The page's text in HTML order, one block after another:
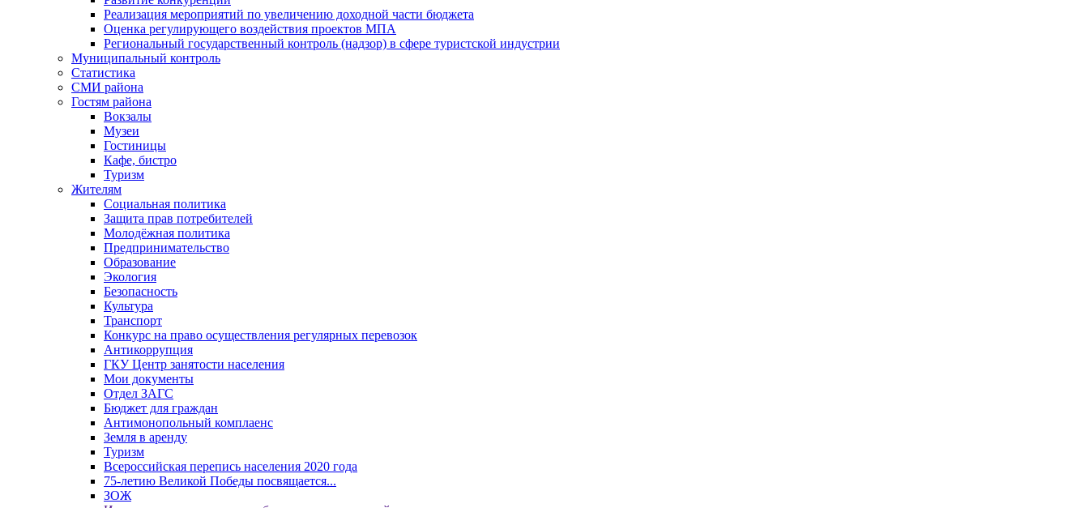
Реализация мероприятий по увеличению доходной части бюджета
Оценка регулирующего воздействия проектов МПА
Региональный государственный контроль (надзор) в сфере туристской индустрии
Муниципальный контроль
Статистика
СМИ района
Гостям района
Вокзалы
Музеи
Гостиницы
Кафе, бистро
Туризм
Жителям
Социальная политика
Защита прав потребителей
Молодёжная политика
Предпринимательство
Образование
Экология
Безопасность
Культура
Транспорт
Конкурс на право осуществления регулярных перевозок
Антикоррупция
ГКУ Центр занятости населения
Мои документы
Отдел ЗАГС
Бюджет для граждан
Антимонопольный комплаенс
Земля в аренду
Туризм
Всероссийская перепись населения 2020 года
75-летию Великой Победы посвящается...
ЗОЖ